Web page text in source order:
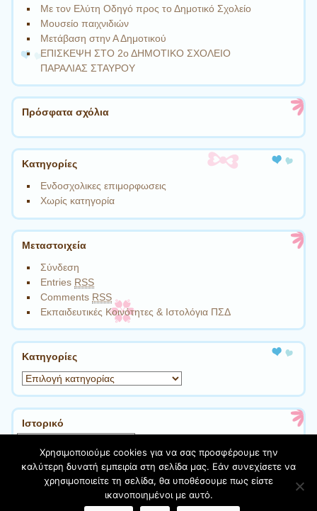
Με τον Ελύτη Οδηγό προς το Δημοτικό Σχολείο
Μουσείο παιχνιδιών
Μετάβαση στην Α Δημοτικού
ΕΠΙΣΚΕΨΗ ΣΤΟ 2ο ΔΗΜΟΤΙΚΟ ΣΧΟΛΕΙΟ
ΠΑΡΑΛΙΑΣ ΣΤΑΥΡΟΥ
Πρόσφατα σχόλια
Kατηγορίες
Ενδοσχολικες επιμορφωσεις
Χωρίς κατηγορία
Μεταστοιχεία
Σύνδεση
Entries RSS
Comments RSS
Εκπαιδευτικές Κοινότητες & Ιστολόγια ΠΣΔ
Kατηγορίες
Kατηγορίες
Ιστορικό
Φιλοξενείται στο https://blogs.sch.gr| Θέμα:Cute Frames
Χρησιμοποιούμε cookies για να σας προσφέρουμε την
καλύτερη δυνατή εμπειρία στη σελίδα μας. Εάν συνεχίσετε να
χρησιμοποιείτε τη σελίδα, θα υποθέσουμε πως είστε
ικανοποιημένοι με αυτό.